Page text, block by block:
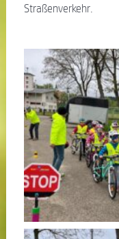
Straßenverkehr.